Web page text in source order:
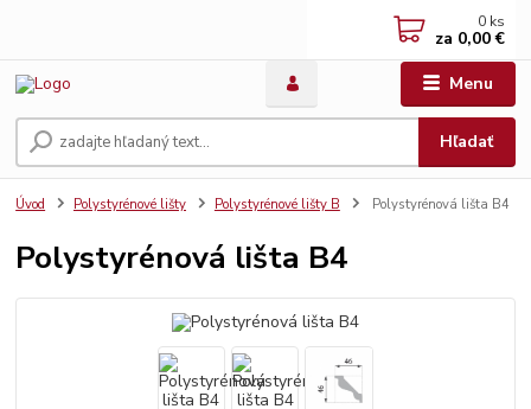
Menu
Hľadať
0 ks
za 0,00 €
Úvod Polystyrénové lišty Polystyrénové lišty B Polystyrénová lišta B4
Polystyrénová lišta B4